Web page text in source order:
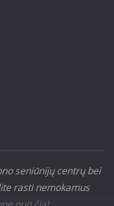
seniūnijų centrų bei
rasti nemokamus